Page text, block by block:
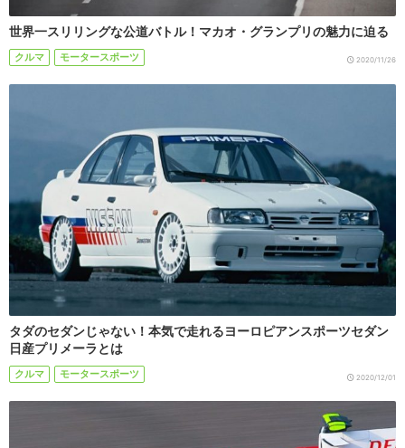
世界一スリリングな公道バトル！マカオ・グランプリの魅力に迫る
クルマ モータースポーツ 2020/11/26
タダのセダンじゃない！本気で走れるヨーロピアンスポーツセダン
日産プリメーラとは
クルマ モータースポーツ 2020/12/01